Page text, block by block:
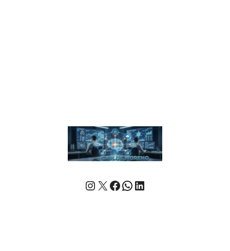
Instagram
X Facebook
WhatsApp
LinkedIn